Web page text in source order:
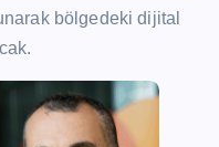
bölgedeki dijital